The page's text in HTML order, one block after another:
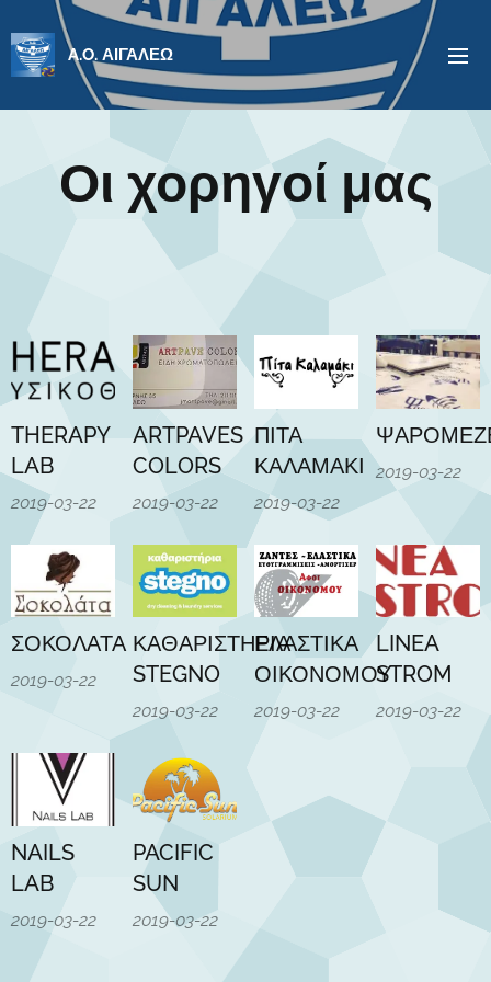
A.O. ΑΙΓΑΛΕΩ
Οι χορηγοί μας
THERAPY
LAB
2019-03-22
ARTPAVES
COLORS
2019-03-22
ΠΙΤΑ
ΚΑΛΑΜΑΚΙ
2019-03-22
2019-03-22
ΣΟΚΟΛΑΤΑ
2019-03-22
ΚΑΘΑΡΙΣΤΗΡΙΑ
STEGNO
2019-03-22
ΕΛΑΣΤΙΚΑ
ΟΙΚΟΝΟΜΟΥ
2019-03-22
LINEA
STROM
2019-03-22
NAILS
LAB
2019-03-22
PACIFIC
SUN
2019-03-22